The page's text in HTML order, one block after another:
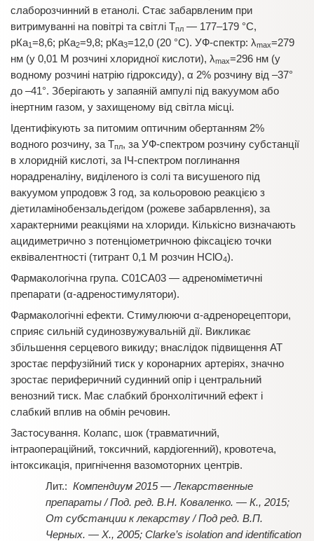
слаборозчинний в етанолі. Стає забарвленим при
витримуванні на повітрі та світлі Tпл — 177–179 °С,
рКа1 =8,6; рКа2=9,8; рКа3=12,0 (20 °С). УФ-спектр: λmax=279
нм (у 0,01 М розчині хлоридної кислоти), λmax=296 нм (у
водному розчині натрію гідроксиду), α 2% розчину від –37°
до –41°. Зберігають у запаяній ампулі під вакуумом або
інертним газом, у захищеному від світла місці.
Ідентифікують за питомим оптичним обертанням 2%
водного розчину, за Tпл, за УФ-спектром розчину субстанції
в хлоридній кислоті, за ІЧ-спектром поглинання
норадреналіну, виділеного із солі та висушеного під
вакуумом упродовж 3 год, за кольоровою реакцією з
діетиламінобензальдегідом (рожеве забарвлення), за
характерними реакціями на хлориди. Кількісно визначають
ацидиметрично з потенціометричною фіксацією точки
еквівалентності (титрант 0,1 М розчин HClO4).
Фармакологічна група. С01CA03 — адреноміметичні
препарати (α-адреностимулятори).
Фармакологічні ефекти. Стимулюючи α-адренорецептори,
сприяє сильній судинозвужувальній дії. Викликає
збільшення серцевого викиду; внаслідок підвищення АТ
зростає перфузійний тиск у коронарних артеріях, значно
зростає периферичний судинний опір і центральний
венозний тиск. Має слабкий бронхолітичний ефект і
слабкий вплив на обмін речовин.
Застосування. Колапс, шок (травматичний,
інтраопераційний, токсичний, кардіогенний), кровотеча,
інтоксикація, пригнічення вазомоторних центрів.
Компендиум 2015 — Лекарственные
препараты / Под. ред. В.Н. Коваленко. — К., 2015;
От субстанции к лекарству / Под ред. В.П.
Черных. — Х., 2005; Clarke’s isolation and identification